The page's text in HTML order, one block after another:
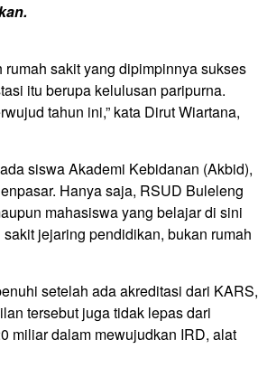
sakit yang dipimpinnya sukses
itu berupa kelulusan paripurna.
tahun ini,” kata Dirut Wiartana,
siswa Akademi Kebidanan (Akbid),
Hanya saja, RSUD Buleleng
mahasiswa yang belajar di sini
jejaring pendidikan, bukan rumah
setelah ada akreditasi dari KARS,
tersebut juga tidak lepas dari
miliar dalam mewujudkan IRD, alat